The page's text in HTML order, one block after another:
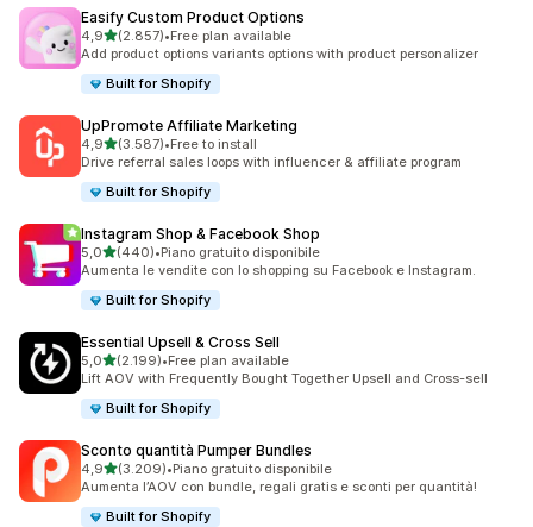
Easify Custom Product Options
4,9stelle su 5
(2.857)
2857 recensioni totali
•Free plan available
Add product options variants options with product personalizer
Built for Shopify
UpPromote Affiliate Marketing
4,9stelle su 5
(3.587)
3587 recensioni totali
•Free to install
Drive referral sales loops with influencer & affiliate program
Built for Shopify
Instagram Shop & Facebook Shop
5,0stelle su 5
(440)
440 recensioni totali
•Piano gratuito disponibile
Aumenta le vendite con lo shopping su Facebook e Instagram.
Built for Shopify
Essential Upsell & Cross Sell
5,0stelle su 5
(2.199)
2199 recensioni totali
•Free plan available
Lift AOV with Frequently Bought Together Upsell and Cross-sell
Built for Shopify
Sconto quantità Pumper Bundles
4,9stelle su 5
(3.209)
3209 recensioni totali
•Piano gratuito disponibile
Aumenta l’AOV con bundle, regali gratis e sconti per quantità!
Built for Shopify